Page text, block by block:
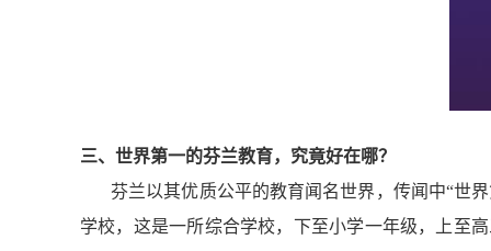
三、 世界第一的芬兰教育，究竟好在哪？
芬兰以其优质公平的教育闻名世界，传闻中“世
学校，这是一所综合学校，下至小学一年级，上至